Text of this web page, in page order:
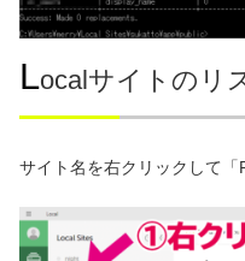
Localサイトのリ
サイト名を右クリックして「